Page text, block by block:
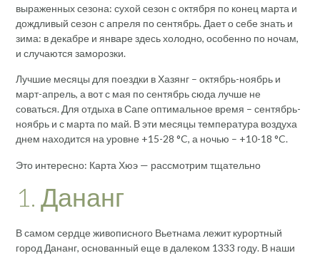
выраженных сезона: сухой сезон с октября по конец марта и
дождливый сезон с апреля по сентябрь. Дает о себе знать и
зима: в декабре и январе здесь холодно, особенно по ночам,
и случаются заморозки.
Лучшие месяцы для поездки в Хазянг – октябрь-ноябрь и
март-апрель, а вот с мая по сентябрь сюда лучше не
соваться. Для отдыха в Сапе оптимальное время – сентябрь-
ноябрь и с марта по май. В эти месяцы температура воздуха
днем находится на уровне +15-28 °C, а ночью – +10-18 °C.
Это интересно: Карта Хюэ — рассмотрим тщательно
1. Дананг
В самом сердце живописного Вьетнама лежит курортный
город Дананг, основанный еще в далеком 1333 году. В наши